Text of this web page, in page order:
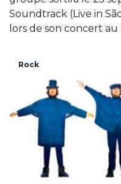
Soundtrack (Live in
lors de son concert au
Rock